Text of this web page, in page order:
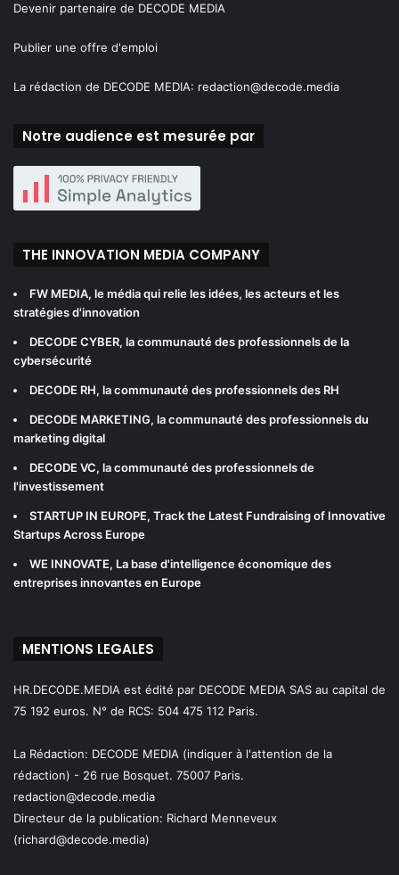
Devenir partenaire de DECODE MEDIA
Publier une offre d'emploi
La rédaction de DECODE MEDIA: redaction@decode.media
Notre audience est mesurée par
THE INNOVATION MEDIA COMPANY
FW MEDIA, le média qui relie les idées, les acteurs et les
stratégies d'innovation
DECODE CYBER, la communauté des professionnels de la
cybersécurité
DECODE RH, la communauté des professionnels des RH
DECODE MARKETING, la communauté des professionnels du
marketing digital
DECODE VC, la communauté des professionnels de
l'investissement
STARTUP IN EUROPE, Track the Latest Fundraising of Innovative
Startups Across Europe
WE INNOVATE, La base d'intelligence économique des
entreprises innovantes en Europe
MENTIONS LEGALES
HR.DECODE.MEDIA est édité par DECODE MEDIA SAS au capital de
75 192 euros. N° de RCS: 504 475 112 Paris.
La Rédaction: DECODE MEDIA (indiquer à l'attention de la
rédaction) - 26 rue Bosquet. 75007 Paris.
redaction@decode.media
Directeur de la publication: Richard Menneveux
(richard@decode.media)